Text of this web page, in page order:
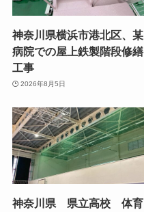
神奈川県横浜市港北区、某
病院での屋上鉄製階段修繕
工事
2026年8月5日
神奈川県 県立高校 体育